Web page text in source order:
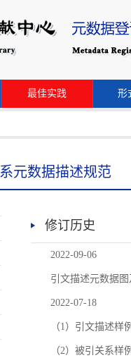
最佳实践 形
元数据描述规范
修订历史
2022-09-06
引文描述元数据
2022-07-18
（1）引文描述样
（2）被引关系